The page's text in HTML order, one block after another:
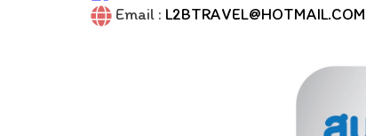
Email : L2BTRAVEL@HOTMAIL.COM